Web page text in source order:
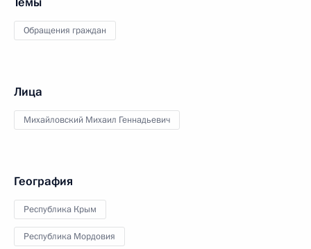
Обращения граждан
Лица
Михайловский Михаил Геннадьевич
География
Республика Крым
Республика Мордовия